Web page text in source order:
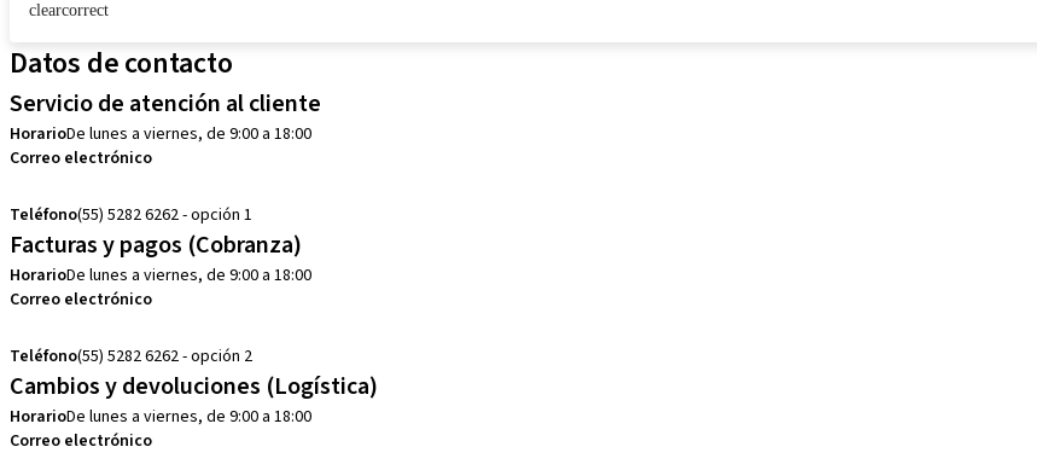
clearcorrect
Datos de contacto
Servicio de atención al cliente
HorarioDe lunes a viernes, de 9:00 a 18:00
Correo electrónico
Teléfono(55) 5282 6262 - opción 1
Facturas y pagos (Cobranza)
HorarioDe lunes a viernes, de 9:00 a 18:00
Correo electrónico
Teléfono(55) 5282 6262 - opción 2
Cambios y devoluciones (Logística)
HorarioDe lunes a viernes, de 9:00 a 18:00
Correo electrónico